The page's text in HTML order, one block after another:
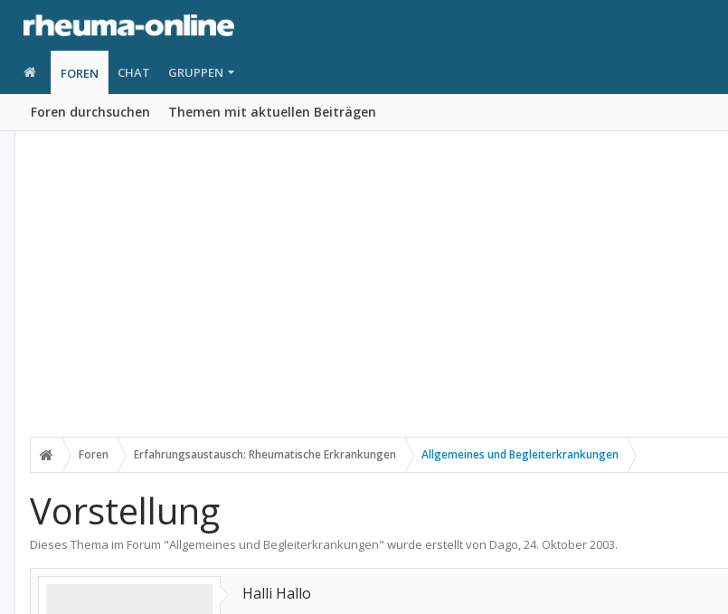
FOREN
Foren durchsuchen Themen mit aktuellen Beiträgen
CHAT GRUPPEN
Foren Erfahrungsaustausch: Rheumatische Erkrankungen Allgemeines und Begleiterkrankungen
Vorstellung
Dieses Thema im Forum "Allgemeines und Begleiterkrankungen" wurde erstellt von Dago,24. Oktober 2003.
Halli Hallo